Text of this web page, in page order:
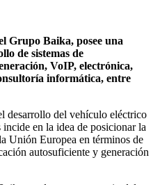
Grupo Baika, posee una
de sistemas de
VoIP, electrónica,
informática, entre
desarrollo del vehículo eléctrico
en la idea de posicionar la
Unión Europea en términos de
autosuficiente y generación